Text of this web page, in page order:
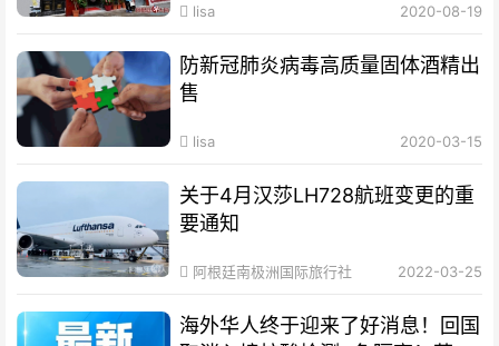
lisa 2020-08-19
防新冠肺炎病毒高质量固体酒精出
售
lisa 2020-03-15
关于4月汉莎LH728航班变更的重
要通知
阿根廷南极洲国际旅行社 2022-03-25
海外华人终于迎来了好消息！回国